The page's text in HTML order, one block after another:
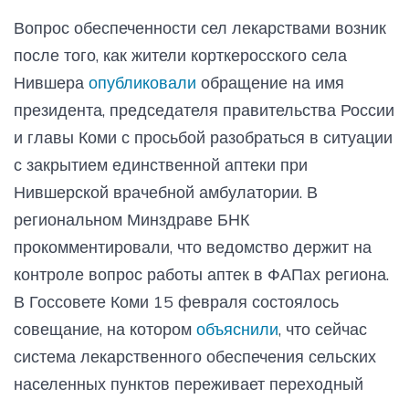
Вопрос обеспеченности сел лекарствами возник
после того, как жители корткеросского села
Нившера опубликовали обращение на имя
президента, председателя правительства России
и главы Коми с просьбой разобраться в ситуации
с закрытием единственной аптеки при
Нившерской врачебной амбулатории. В
региональном Минздраве БНК
прокомментировали, что ведомство держит на
контроле вопрос работы аптек в ФАПах региона.
В Госсовете Коми 15 февраля состоялось
совещание, на котором объяснили, что сейчас
система лекарственного обеспечения сельских
населенных пунктов переживает переходный